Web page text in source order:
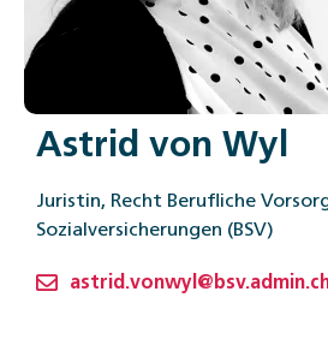
Astrid von Wyl
Juristin, Recht Berufliche
Sozialversicherungen (BSV)